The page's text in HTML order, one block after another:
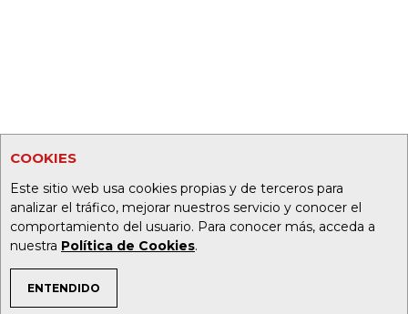
COOKIES
Este sitio web usa cookies propias y de terceros para
analizar el tráfico, mejorar nuestros servicio y conocer el
comportamiento del usuario. Para conocer más, acceda a
nuestra Política de Cookies.
ENTENDIDO